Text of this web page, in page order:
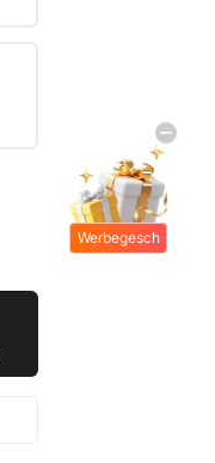
Werbegesch